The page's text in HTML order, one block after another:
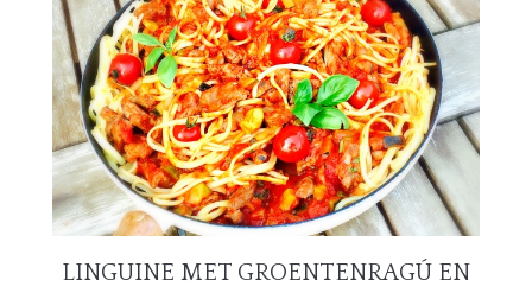
LINGUINE MET GROENTENRAGÚ EN